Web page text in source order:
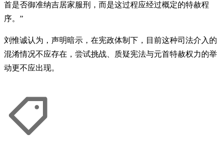
首是否御准纳吉居家服刑，而是这过程应经过概定的特赦程
序。”
刘惟诚认为，声明暗示，在宪政体制下，目前这种司法介入的
混淆情况不应存在，尝试挑战、质疑宪法与元首特赦权力的举
动更不应出现。